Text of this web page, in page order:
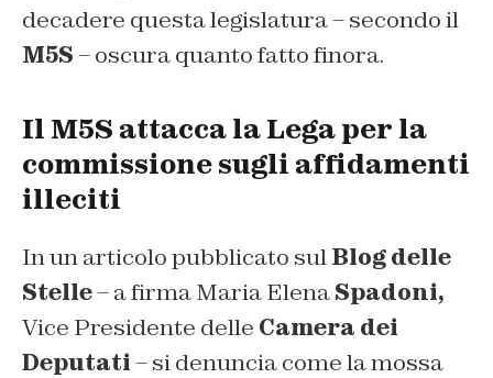
decadere questa legislatura – secondo il
M5S– oscura quanto fatto finora.
Il M5S attacca la Lega per la
commissione sugli affidamenti
illeciti
In un articolo pubblicato sulBlog delle
Stelle– a firma Maria ElenaSpadoni,
Vice Presidente delle Camera dei
Deputati– si denuncia come la mossa